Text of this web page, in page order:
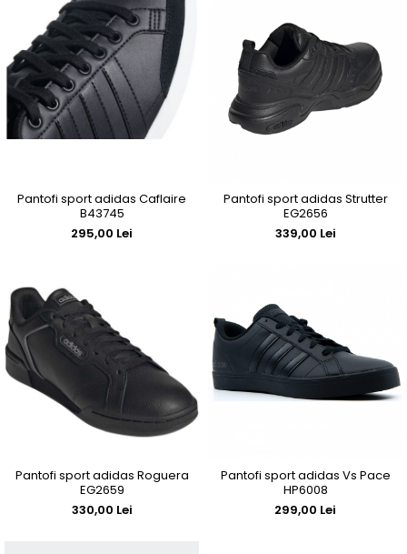
Pantofi sport adidas Caflaire
B43745
295,00 Lei
Pantofi sport adidas Strutter
EG2656
339,00 Lei
Pantofi sport adidas Roguera
EG2659
330,00 Lei
Pantofi sport adidas Vs Pace
HP6008
299,00 Lei